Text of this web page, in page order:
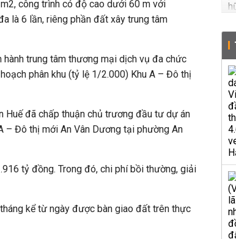
công trình có độ cao dưới 60 m với
là 6 lần, riêng phần đất xây trung tâm
trung tâm thương mại dịch vụ đa chức
phân khu (tỷ lệ 1/2.000) Khu A – Đô thị
Huế đã chấp thuận chủ trương đầu tư dự án
– Đô thị mới An Vân Dương tại phường An
tỷ đồng. Trong đó, chi phí bồi thường, giải
kể từ ngày được bàn giao đất trên thực